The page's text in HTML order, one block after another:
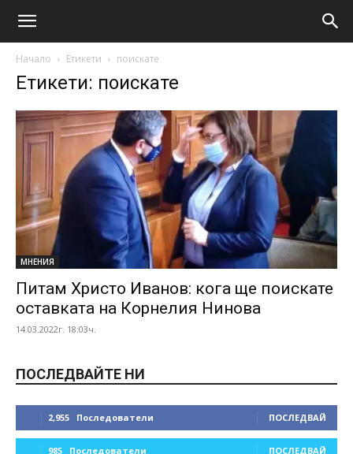
Начало Етикети поискате
Етикети: поискате
МНЕНИЯ
Питам Христо Иванов: кога ще поискате
оставката на Корнелия Нинова
14.03.2022г. 18:03ч.
ПОСЛЕДВАЙТЕ НИ
2,955 Последователи ПОСЛЕДВАЙ
985 Последователи ПОСЛЕДВАЙ